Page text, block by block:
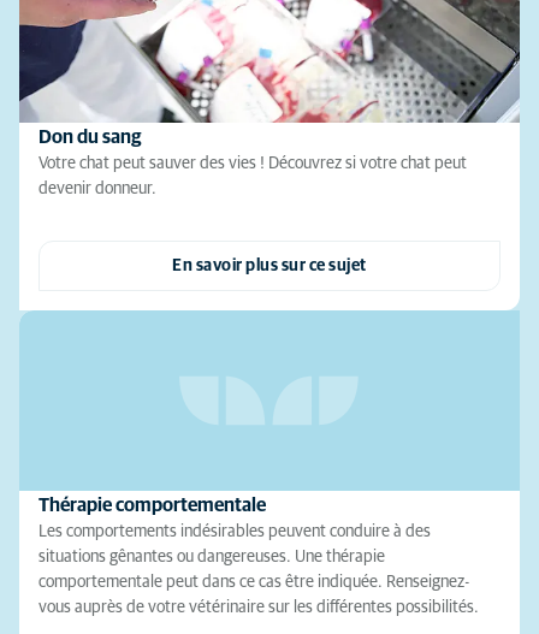
Don du sang
Votre chat peut sauver des vies ! Découvrez si votre chat peut
devenir donneur.
En savoir plus sur ce sujet
Thérapie comportementale
Les comportements indésirables peuvent conduire à des
situations gênantes ou dangereuses. Une thérapie
comportementale peut dans ce cas être indiquée. Renseignez-
vous auprès de votre vétérinaire sur les différentes possibilités.